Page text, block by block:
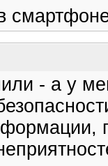
- а у